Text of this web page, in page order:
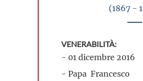
(1867 -
VENERABILITÀ:
- 01 dicembre 2016
- Papa Francesco